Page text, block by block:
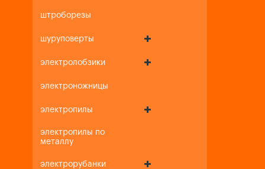
штроборезы
шуруповерты
электролобзики
электроножницы
электропилы
электропилы по
металлу
электрорубанки